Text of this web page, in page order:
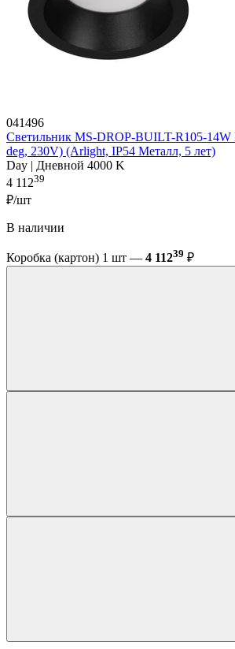
041496
Светильник MS-DROP-BUILT-R105-14W
deg, 230V) (Arlight, IP54 Металл, 5 лет)
Day | Дневной 4000 K
4 11239
₽/шт
В наличии
Коробка (картон) 1 шт — 4 11239 ₽